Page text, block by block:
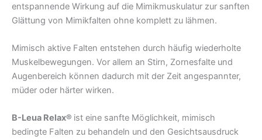
entspannende Wirkung auf die Mimikmuskulatur zur sanften
Glättung von Mimikfalten ohne komplett zu lähmen.
Mimisch aktive Falten entstehen durch häufig wiederholte
Muskelbewegungen. Vor allem an Stirn, Zornesfalte und
Augenbereich können dadurch mit der Zeit angespannter,
müder oder härter wirken.
B-Leua Relax® ist eine sanfte Möglichkeit, mimisch
bedingte Falten zu behandeln und den Gesichtsausdruck